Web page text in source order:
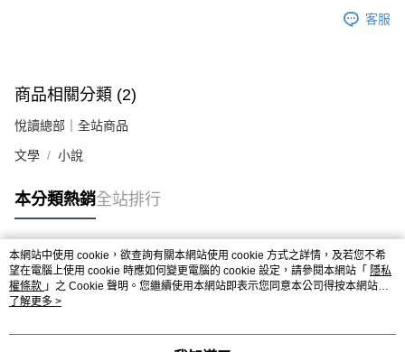
客服
商品相關分類 (2)
悅讀總部｜全站商品
文學 小說
本分類熱銷全站排行
熱門標籤
本網站中使用 cookie，欲查詢有關本網站使用 cookie 方式之詳情，及若您不希
望在電腦上使用 cookie 時應如何變更電腦的 cookie 設定，請參閱本網站「 隱私
權條款 」之 Cookie 聲明。您繼續使用本網站即表示您同意本公司得按本網站使
用條款之 Cookie 聲明使用 cookie。
了解更多 >